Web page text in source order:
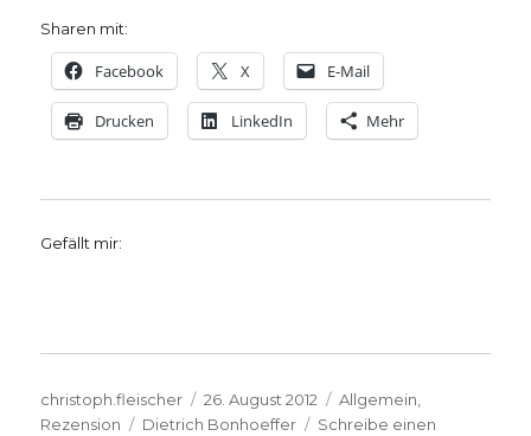
Sharen mit:
Facebook X E-Mail
Drucken LinkedIn Mehr
Gefällt mir:
Autor
christoph.fleischer
Veröffentlicht
am
26. August 2012 Kategorien
Allgemein
Rezension
Schlagwörter
Dietrich Bonhoeffer
Schreibe einen